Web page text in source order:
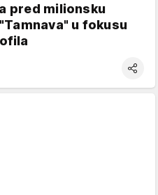
pred milionsku
u fokusu